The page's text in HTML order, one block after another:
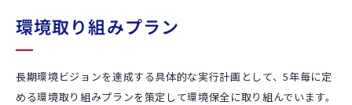
環境取り組みプラン
長期環境ビジョンを達成する具体的な実行計画として、5年毎に定
める環境取り組みプランを策定して環境保全に取り組んでいます。